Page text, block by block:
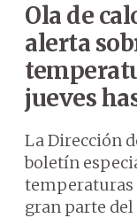
Ola de
alerta
jueves
La Dirección
boletín
temperaturas
gran parte del